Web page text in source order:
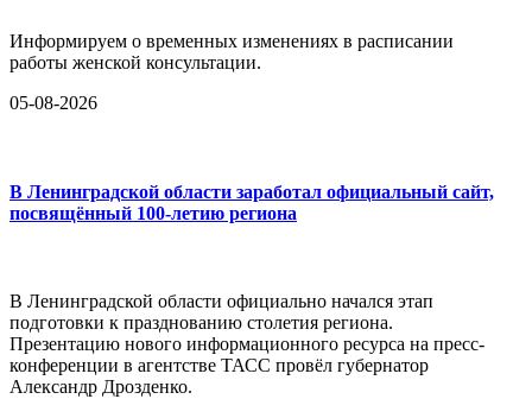
Информируем о временных изменениях в расписании
работы женской консультации.
05-08-2026
В Ленинградской области заработал официальный сайт,
посвящённый 100-летию региона
В Ленинградской области официально начался этап
подготовки к празднованию столетия региона.
Презентацию нового информационного ресурса на пресс-
конференции в агентстве ТАСС провёл губернатор
Александр Дрозденко.